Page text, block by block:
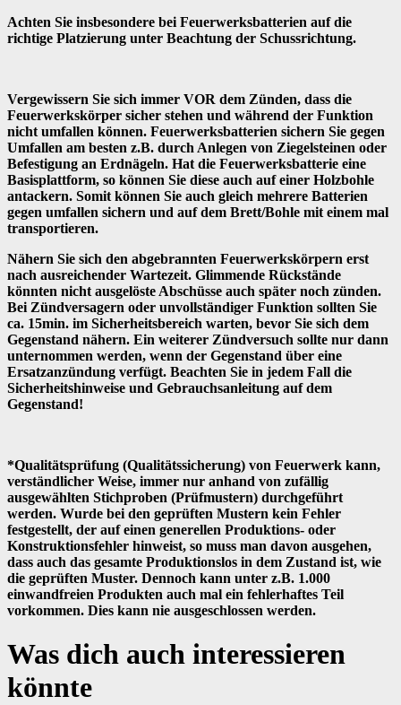
Achten Sie insbesondere bei Feuerwerksbatterien auf die
richtige Platzierung unter Beachtung der Schussrichtung.
Vergewissern Sie sich immer VOR dem Zünden, dass die
Feuerwerkskörper sicher stehen und während der Funktion
nicht umfallen können. Feuerwerksbatterien sichern Sie gegen
Umfallen am besten z.B. durch Anlegen von Ziegelsteinen oder
Befestigung an Erdnägeln. Hat die Feuerwerksbatterie eine
Basisplattform, so können Sie diese auch auf einer Holzbohle
antackern. Somit können Sie auch gleich mehrere Batterien
gegen umfallen sichern und auf dem Brett/Bohle mit einem mal
transportieren.
Nähern Sie sich den abgebrannten Feuerwerkskörpern erst
nach ausreichender Wartezeit. Glimmende Rückstände
könnten nicht ausgelöste Abschüsse auch später noch zünden.
Bei Zündversagern oder unvollständiger Funktion sollten Sie
ca. 15min. im Sicherheitsbereich warten, bevor Sie sich dem
Gegenstand nähern. Ein weiterer Zündversuch sollte nur dann
unternommen werden, wenn der Gegenstand über eine
Ersatzanzündung verfügt. Beachten Sie in jedem Fall die
Sicherheitshinweise und Gebrauchsanleitung auf dem
Gegenstand!
*Qualitätsprüfung (Qualitätssicherung) von Feuerwerk kann,
verständlicher Weise, immer nur anhand von zufällig
ausgewählten Stichproben (Prüfmustern) durchgeführt
werden. Wurde bei den geprüften Mustern kein Fehler
festgestellt, der auf einen generellen Produktions- oder
Konstruktionsfehler hinweist, so muss man davon ausgehen,
dass auch das gesamte Produktionslos in dem Zustand ist, wie
die geprüften Muster. Dennoch kann unter z.B. 1.000
einwandfreien Produkten auch mal ein fehlerhaftes Teil
vorkommen. Dies kann nie ausgeschlossen werden.
Was dich auch interessieren
könnte